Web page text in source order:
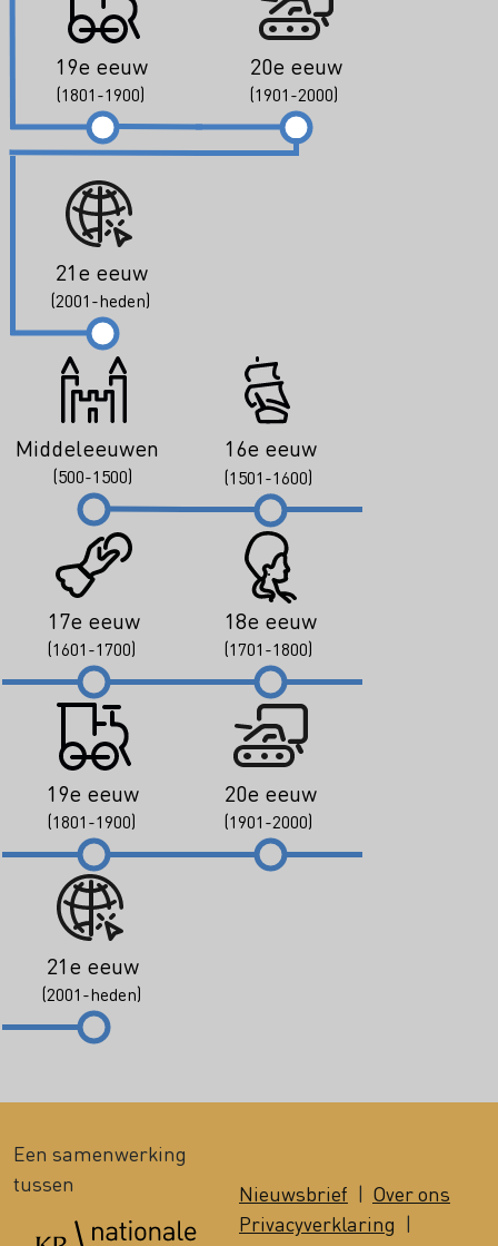
19e eeuw
(1801-1900)
20e eeuw
(1901-2000)
21e eeuw
(2001-heden)
Middeleeuwen
(500-1500)
16e eeuw
(1501-1600)
17e eeuw
(1601-1700)
18e eeuw
(1701-1800)
19e eeuw
(1801-1900)
20e eeuw
(1901-2000)
21e eeuw
(2001-heden)
Een samenwerking
tussen
Nieuwsbrief | Over ons
Privacyverklaring |